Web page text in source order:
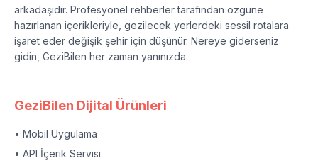
arkadaşıdır. Profesyonel rehberler tarafından özgüne
hazırlanan içerikleriyle, gezilecek yerlerdeki sessil rotalara
işaret eder değişik şehir için düşünür. Nereye giderseniz
gidin, GeziBilen her zaman yanınızda.
GeziBilen Dijital Ürünleri
• Mobil Uygulama
• API İçerik Servisi